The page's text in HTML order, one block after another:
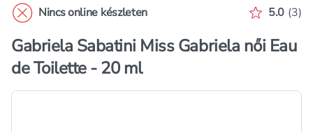
Nincs online készleten 5.0 (3)
Gabriela Sabatini Miss Gabriela női Eau
de Toilette - 20 ml